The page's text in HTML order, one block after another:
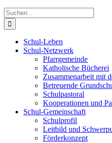
Suche
nach:
Schul-Leben
Schul-Netzwerk
Pfarrgemeinde
Katholische Bücherei
Zusammenarbeit mit
Betreuende
Schulpastoral
Kooperationen und
Schul-Gemeinschaft
Schulprofil
Leitbild und
Förderkonzept